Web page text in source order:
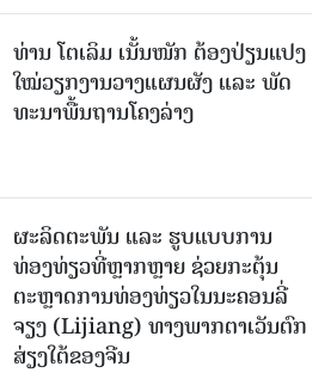
ທ່ານ ໂຕ​ເລິມ ເນັ້ນໜັກ ຕ້ອງ​ປ່ຽນ​ແປງ​
ໃໝ່​ວຽກ​ງານ​ວາງ​ແຜນ​ຜັງ ແລະ ​ພັດ​
ທະ​ນາ​ພື້ນ​ຖານ​ໂຄງ​ລ່າງ
ຜະລິດຕະພັນ ແລະ ຮູບແບບການ
ທ່ອງທ່ຽວທີ່ຫຼາກຫຼາຍ ຊ່ວຍກະຕຸ້ນ
ຕະຫຼາດການທ່ອງທ່ຽວໃນນະຄອນລີ່
ຈຽງ (Lijiang) ທາງພາກຕາເວັນຕົກ
ສ່ຽງໃຕ້ຂອງຈີນ